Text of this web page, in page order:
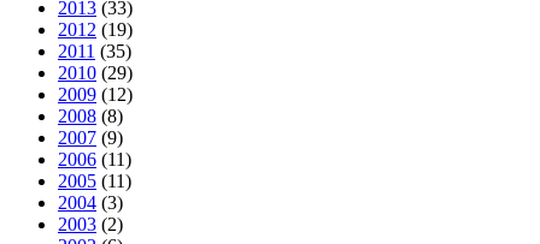
2013 (33)
2012 (19)
2011 (35)
2010 (29)
2009 (12)
2008 (8)
2007 (9)
2006 (11)
2005 (11)
2004 (3)
2003 (2)